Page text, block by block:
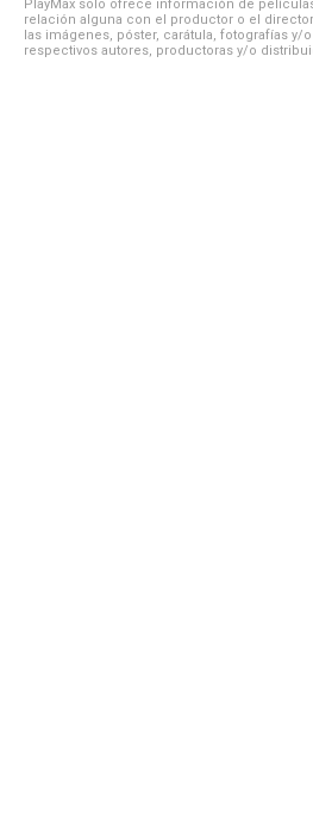
PlayMax solo ofrece información de
relación alguna con el productor o el
las imágenes, póster, carátula, fotografías y/
respectivos autores, productoras y/o